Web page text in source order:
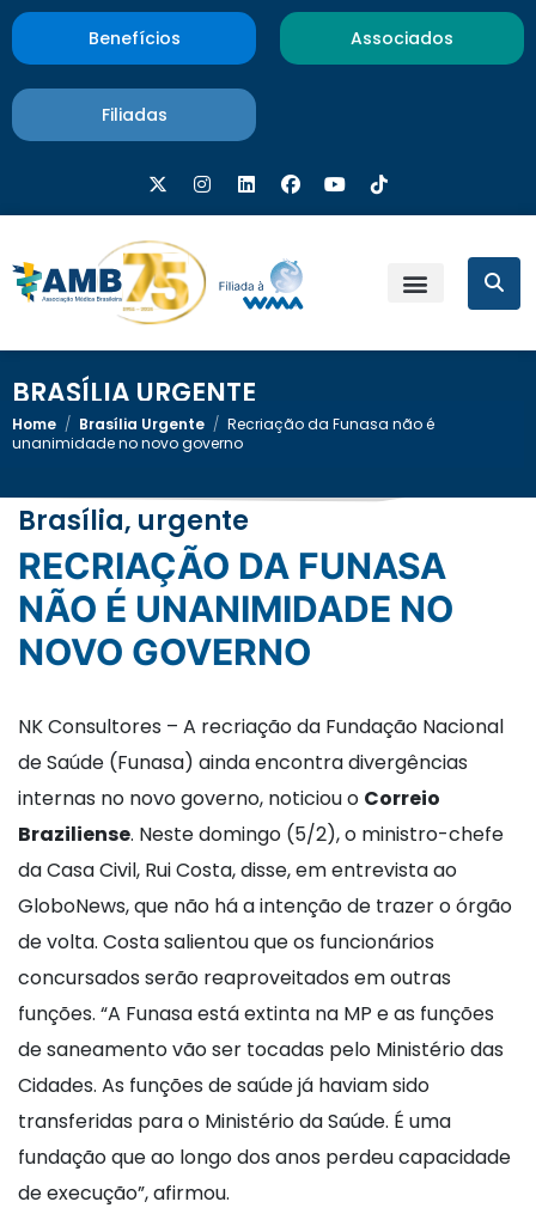
Benefícios Associados
Filiadas
BRASÍLIA URGENTE
Home / Brasília Urgente / Recriação da Funasa não é
unanimidade no novo governo
Brasília, urgente
RECRIAÇÃO DA FUNASA
NÃO É UNANIMIDADE NO
NOVO GOVERNO
NK Consultores – A recriação da Fundação Nacional
de Saúde (Funasa) ainda encontra divergências
internas no novo governo, noticiou o Correio
Braziliense. Neste domingo (5/2), o ministro-chefe
da Casa Civil, Rui Costa, disse, em entrevista ao
GloboNews, que não há a intenção de trazer o órgão
de volta. Costa salientou que os funcionários
concursados serão reaproveitados em outras
funções. “A Funasa está extinta na MP e as funções
de saneamento vão ser tocadas pelo Ministério das
Cidades. As funções de saúde já haviam sido
transferidas para o Ministério da Saúde. É uma
fundação que ao longo dos anos perdeu capacidade
de execução”, afirmou.